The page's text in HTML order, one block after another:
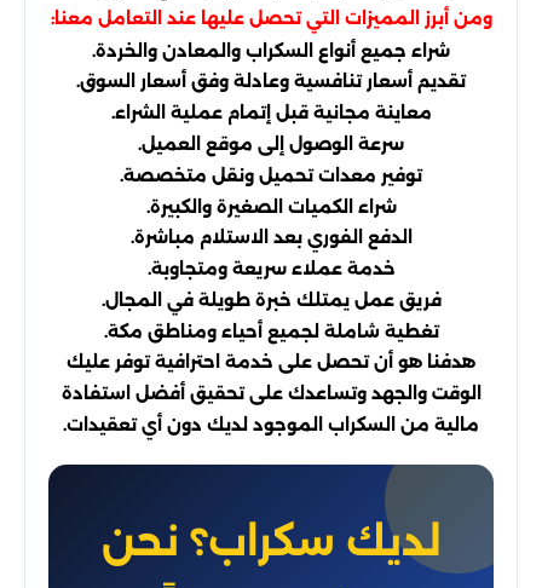
ومن أبرز المميزات التي تحصل عليها عند التعامل معنا:
شراء جميع أنواع السكراب والمعادن والخردة.
تقديم أسعار تنافسية وعادلة وفق أسعار السوق.
معاينة مجانية قبل إتمام عملية الشراء.
سرعة الوصول إلى موقع العميل.
توفير معدات تحميل ونقل متخصصة.
شراء الكميات الصغيرة والكبيرة.
الدفع الفوري بعد الاستلام مباشرة.
خدمة عملاء سريعة ومتجاوبة.
فريق عمل يمتلك خبرة طويلة في المجال.
تغطية شاملة لجميع أحياء ومناطق مكة.
هدفنا هو أن تحصل على خدمة احترافية توفر عليك
الوقت والجهد وتساعدك على تحقيق أفضل استفادة
مالية من السكراب الموجود لديك دون أي تعقيدات.
لديك سكراب؟ نحن